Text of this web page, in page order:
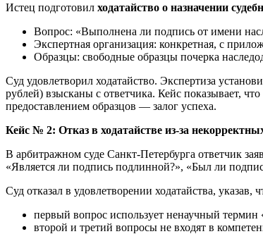
Истец подготовил ходатайство о назначении
Вопрос: «Выполнена ли подпись от имени
Экспертная организация: конкретная, с
Образцы: свободные образцы почерка
Суд удовлетворил ходатайство. Экспертиза
рублей) взысканы с ответчика. Кейс показывает,
предоставлением образцов — залог успеха.
Кейс № 2: Отказ в ходатайстве из-за
В арбитражном суде Санкт-Петербурга ответчик
«Является ли подпись подлинной?», «Был ли
Суд отказал в удовлетворении ходатайства, указав,
первый вопрос использует ненаучный термин
второй и третий вопросы не входят в